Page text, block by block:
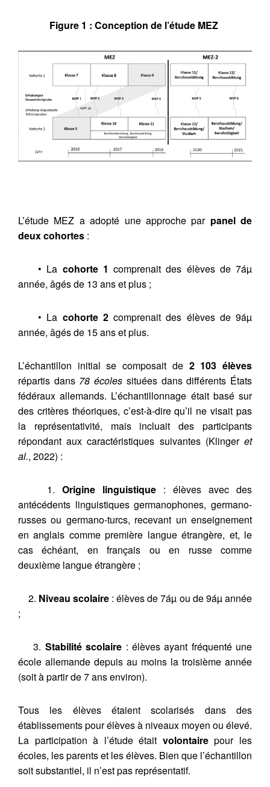
Figure 1 : Conception de l’étude MEZ
L’étude MEZ a adopté une approche par panel de
deux cohortes :
• La cohorte 1 comprenait des élèves de 7áµ
année, âgés de 13 ans et plus ;
• La cohorte 2comprenait des élèves de 9áµ
année, âgés de 15 ans et plus.
L’échantillon initial se composait de 2 103 élèves
répartis dans 78 écoles situées dans différents États
fédéraux allemands. L’échantillonnage était basé sur
des critères théoriques, c’est-à-dire qu’il ne visait pas
la représentativité, mais incluait des participants
répondant aux caractéristiques suivantes (Klinger et
al., 2022) :
1. Origine linguistique : élèves avec des
antécédents linguistiques germanophones, germano-
russes ou germano-turcs, recevant un enseignement
en anglais comme première langue étrangère, et, le
cas échéant, en français ou en russe comme
deuxième langue étrangère ;
2. Niveau scolaire: élèves de 7áµ ou de 9áµ année
;
3. Stabilité scolaire : élèves ayant fréquenté une
école allemande depuis au moins la troisième année
(soit à partir de 7 ans environ).
Tous les élèves étaient scolarisés dans des
établissements pour élèves à niveaux moyen ou élevé.
La participation à l’étude était volontairepour les
écoles, les parents et les élèves. Bien que l’échantillon
soit substantiel, il n’est pas représentatif.